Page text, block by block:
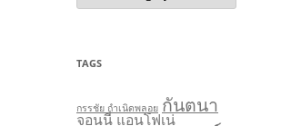
TAGS
กรรชัย กำเนิดพลอย กันตนา
จอนนี่ แอนโฟเน่